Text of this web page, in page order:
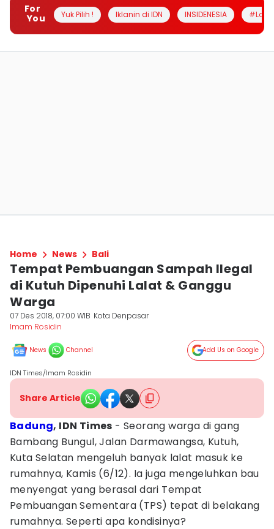
For
You
Yuk Pilih ! Iklanin di IDN INSIDENESIA
Home News Bali
Tempat Pembuangan Sampah Ilegal
di Kutuh Dipenuhi Lalat & Ganggu
Warga
07 Des 2018, 07:00 WIB Kota Denpasar
Imam Rosidin
News Channel Add Us on Google
IDN Times/Imam Rosidin
Share Article
Badung, IDN Times - Seorang warga di gang
Bambang Bungul, Jalan Darmawangsa, Kutuh,
Kuta Selatan mengeluh banyak lalat masuk ke
rumahnya, Kamis (6/12). Ia juga mengeluhkan bau
menyengat yang berasal dari Tempat
Pembuangan Sementara (TPS) tepat di belakang
rumahnya. Seperti apa kondisinya?